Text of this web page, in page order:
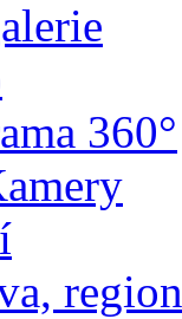
360°
region